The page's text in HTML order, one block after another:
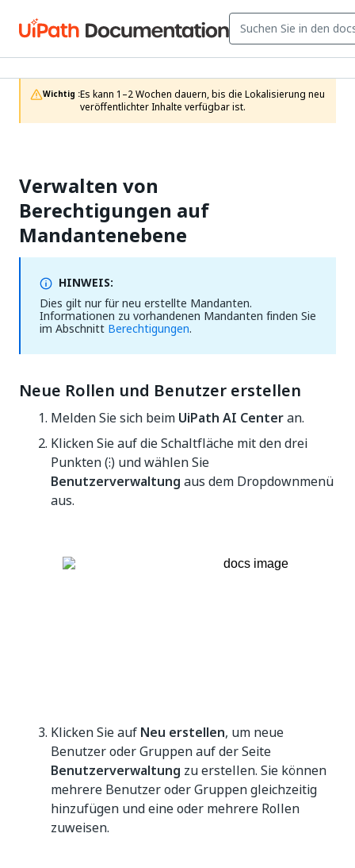
Wichtig :Es kann 1–2 Wochen dauern, bis die Lokalisierung neu
veröffentlichter Inhalte verfügbar ist.
Verwalten von
Berechtigungen auf
Mandantenebene
HINWEIS:
Dies gilt nur für neu erstellte Mandanten.
Informationen zu vorhandenen Mandanten finden Sie
im Abschnitt Berechtigungen.
Neue Rollen und Benutzer erstellen
Melden Sie sich beim UiPath AI Centeran.
Klicken Sie auf die Schaltfläche mit den drei
Punkten (⁝) und wählen Sie
Benutzerverwaltung aus dem Dropdownmenü
aus.
Klicken Sie auf Neu erstellen, um neue
Benutzer oder Gruppen auf der Seite
Benutzerverwaltung zu erstellen. Sie können
mehrere Benutzer oder Gruppen gleichzeitig
hinzufügen und eine oder mehrere Rollen
zuweisen.